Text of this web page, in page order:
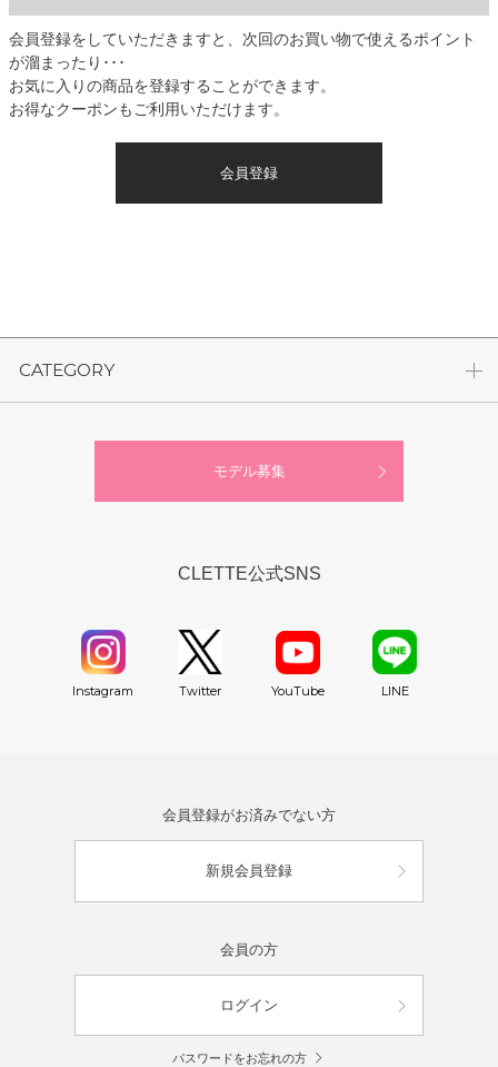
会員登録をしていただきますと、次回のお買い物で使えるポイント
が溜まったり･･･
お気に入りの商品を登録することができます。
お得なクーポンもご利用いただけます。
会員登録
CATEGORY
モデル募集
CLETTE公式SNS
Instagram Twitter YouTube LINE
会員登録がお済みでない方
新規会員登録
会員の方
ログイン
パスワードをお忘れの方